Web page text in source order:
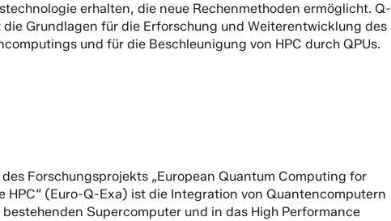
erhalten, die neue Rechenmethoden ermöglicht. Q-
die Grundlagen für die Erforschung und Weiterentwicklung des
und für die Beschleunigung von HPC durch QPUs.
des Forschungsprojekts „European Quantum Computing for
HPC“ (Euro-Q-Exa) ist die Integration von Quantencomputern
bestehenden Supercomputer und in das High Performance